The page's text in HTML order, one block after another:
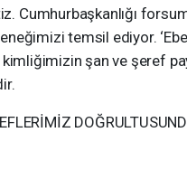
Cumhurbaşkanlığı
temsil ediyor.
şan ve şeref